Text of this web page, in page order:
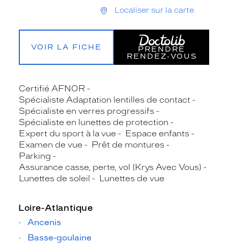
Localiser sur la carte
VOIR LA FICHE
PRENDRE
RENDEZ‑VOUS
Certifié AFNOR
Spécialiste Adaptation lentilles de contact
Spécialiste en verres progressifs
Spécialiste en lunettes de protection
Expert du sport à la vue
Espace enfants
Examen de vue
Prêt de montures
Parking
Assurance casse, perte, vol (Krys Avec Vous)
Lunettes de soleil
Lunettes de vue
Loire-Atlantique
Ancenis
Basse-goulaine